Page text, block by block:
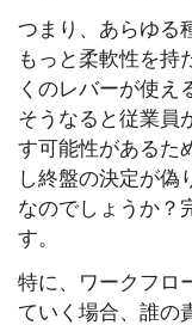
つまり、あらゆる
もっと柔軟性を持
くのレバーが使え
そうなると従業員
す可能性があるた
し終盤の決定が偽
なのでしょうか？
す。
特に、ワークフロ
ていく場合、誰の